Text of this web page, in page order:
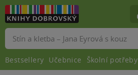
Vyhledávání
Bestsellery Učebnice Školní potřeby